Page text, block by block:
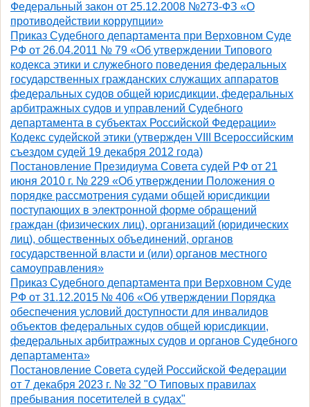
Федеральный закон от 25.12.2008 №273-ФЗ «О
противодействии коррупции»
Приказ Судебного департамента при Верховном Суде
РФ от 26.04.2011 № 79 «Об утверждении Типового
кодекса этики и служебного поведения федеральных
государственных гражданских служащих аппаратов
федеральных судов общей юрисдикции, федеральных
арбитражных судов и управлений Судебного
департамента в субъектах Российской Федерации»
Кодекс судейской этики (утвержден VIII Всероссийским
съездом судей 19 декабря 2012 года)
Постановление Президиума Совета судей РФ от 21
июня 2010 г. № 229 «Об утверждении Положения о
порядке рассмотрения судами общей юрисдикции
поступающих в электронной форме обращений
граждан (физических лиц), организаций (юридических
лиц), общественных объединений, органов
государственной власти и (или) органов местного
самоуправления»
Приказ Судебного департамента при Верховном Суде
РФ от 31.12.2015 № 406 «Об утверждении Порядка
обеспечения условий доступности для инвалидов
объектов федеральных судов общей юрисдикции,
федеральных арбитражных судов и органов Судебного
департамента»
Постановление Совета судей Российской Федерации
от 7 декабря 2023 г. № 32 "О Типовых правилах
пребывания посетителей в судах"